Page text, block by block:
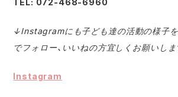
↓Instagramにも子ども達の活動の様子
でフォロー、いいねの方宜しくお願いしま
Instagram